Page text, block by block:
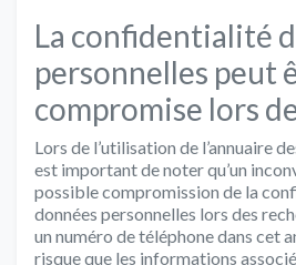
La confidentialité
personnelles peut
compromise lors
Lors de l’utilisation de l’annuaire
est important de noter qu’un
possible compromission de la
données personnelles lors des
un numéro de téléphone dans cet
risque que les informations